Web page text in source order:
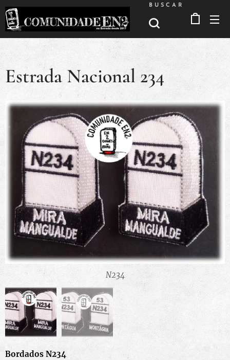
BUSCAR
Estrada Nacional 234
N234
N234_Km53
Bordados N234